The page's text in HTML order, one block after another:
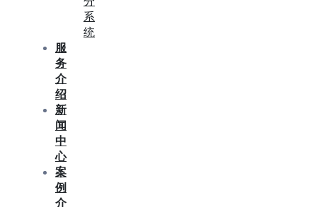
系
统
服
务
介
绍
新
闻
中
心
案
例
介